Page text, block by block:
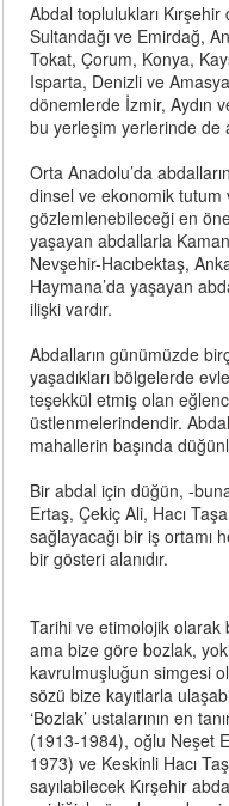
Abdal toplulukları
Sultandağı ve Emirdağ,
Tokat, Çorum, Konya,
Isparta, Denizli ve
dönemlerde İzmir, Aydın
bu yerleşim yerlerinde de
Orta Anadolu’da
dinsel ve ekonomik tutum
gözlemlenebileceği en
yaşayan abdallarla
Nevşehir-Hacıbektaş,
Haymana’da yaşayan
ilişki vardır.
Abdalların günümüzde
yaşadıkları bölgelerde
teşekkül etmiş olan
üstlenmelerindendir.
mahallerin başında
Bir abdal için düğün, -
Ertaş, Çekiç Ali, Hacı
sağlayacağı bir iş ortamı
bir gösteri alanıdır.
Tarihi ve etimolojik olarak
ama bize göre bozlak,
kavrulmuşluğun simgesi
sözü bize kayıtlarla
‘Bozlak’ ustalarının en
(1913-1984), oğlu Neşet
1973) ve Keskinli Hacı
sayılabilecek Kırşehir